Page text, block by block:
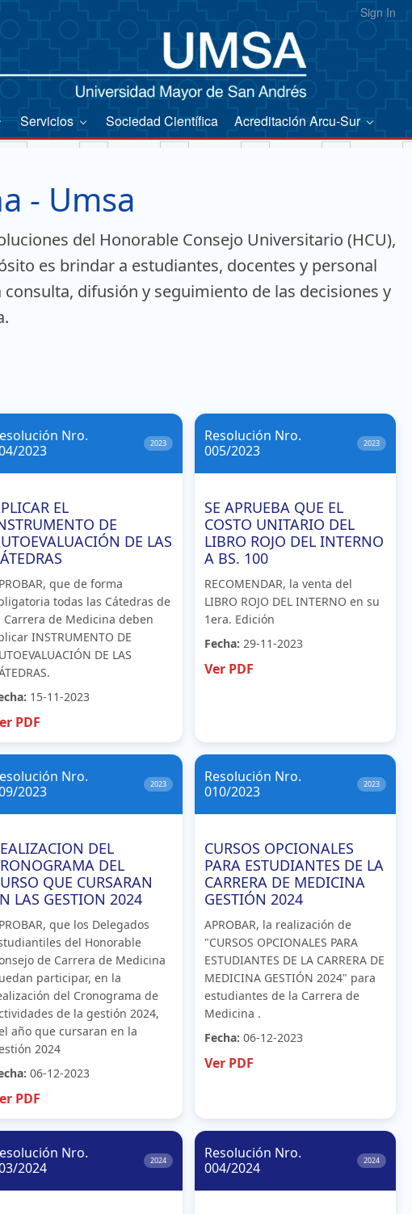
Sign In
Servicios Sociedad Científica Acreditación Arcu-Sur
- Umsa
del Honorable Consejo Universitario (HCU),
es brindar a estudiantes, docentes y personal
difusión y seguimiento de las decisiones y
Nro.
2023
2023
EL
DE
DE LAS
que de forma
todas las Cátedras de
Carrera de Medicina deben
INSTRUMENTO DE
DE LAS
15-11-2023
PDF
Resolución Nro.
005/2023
2023
SE APRUEBA QUE EL
COSTO UNITARIO DEL
LIBRO ROJO DEL INTERNO
A BS. 100
RECOMENDAR, la venta del
LIBRO ROJO DEL INTERNO en su
1era. Edición
Fecha: 29-11-2023
Ver PDF
Nro.
2023
2023
DEL
DEL
QUE CURSARAN
LAS GESTION 2024
que los Delegados
del Honorable
de Carrera de Medicina
participar, en la
del Cronograma de
de la gestión 2024,
año que cursaran en la
2024
06-12-2023
PDF
Resolución Nro.
010/2023
2023
CURSOS OPCIONALES
PARA ESTUDIANTES DE LA
CARRERA DE MEDICINA
GESTIÓN 2024
APROBAR, la realización de
"CURSOS OPCIONALES PARA
ESTUDIANTES DE LA CARRERA DE
MEDICINA GESTIÓN 2024" para
estudiantes de la Carrera de
Medicina .
Fecha: 06-12-2023
Ver PDF
Nro.
2024
2024
Resolución Nro.
004/2024
2024